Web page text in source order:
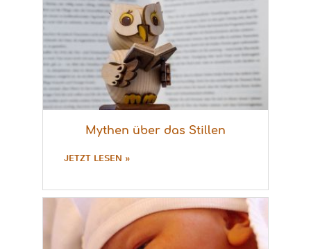
Mythen über das Stillen
JETZT LESEN »